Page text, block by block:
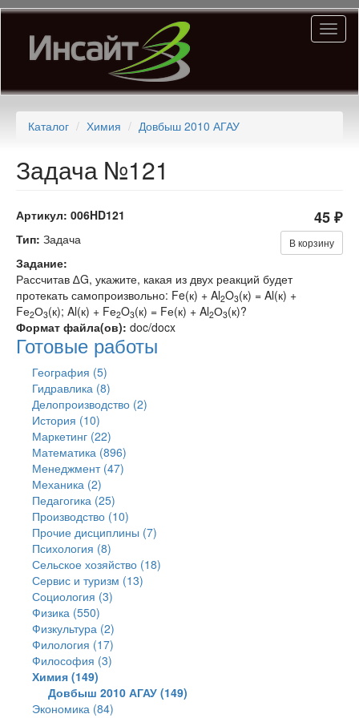
Перейти
основному
содержанию
Каталог Химия Довбыш 2010 АГАУ
Задача №121
Артикул: 006HD121 45 ₽
В корзину
Тип: Задача
Задание:
Рассчитав ∆G, укажите, какая из двух реакций будет
протекать самопроизвольно: Fe(к) + Al2O3(к) = Al(к) +
Fе2О3(к); Al(к) + Fе2O3(к) = Fе(к) + Al2О3(к)?
Формат файла(ов): doc/docx
Готовые работы
География (5)
Гидравлика (8)
Делопроизводство (2)
История (10)
Маркетинг (22)
Математика (896)
Менеджмент (47)
Механика (2)
Педагогика (25)
Производство (10)
Прочие дисциплины (7)
Психология (8)
Сельское хозяйство (18)
Сервис и туризм (13)
Социология (3)
Физика (550)
Физкультура (2)
Филология (17)
Философия (3)
Химия (149)
Довбыш 2010 АГАУ (149)
Экономика (84)